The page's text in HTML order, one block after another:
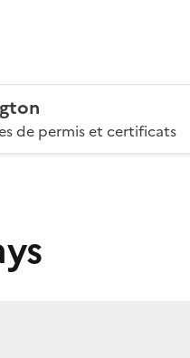
de permis et certificats